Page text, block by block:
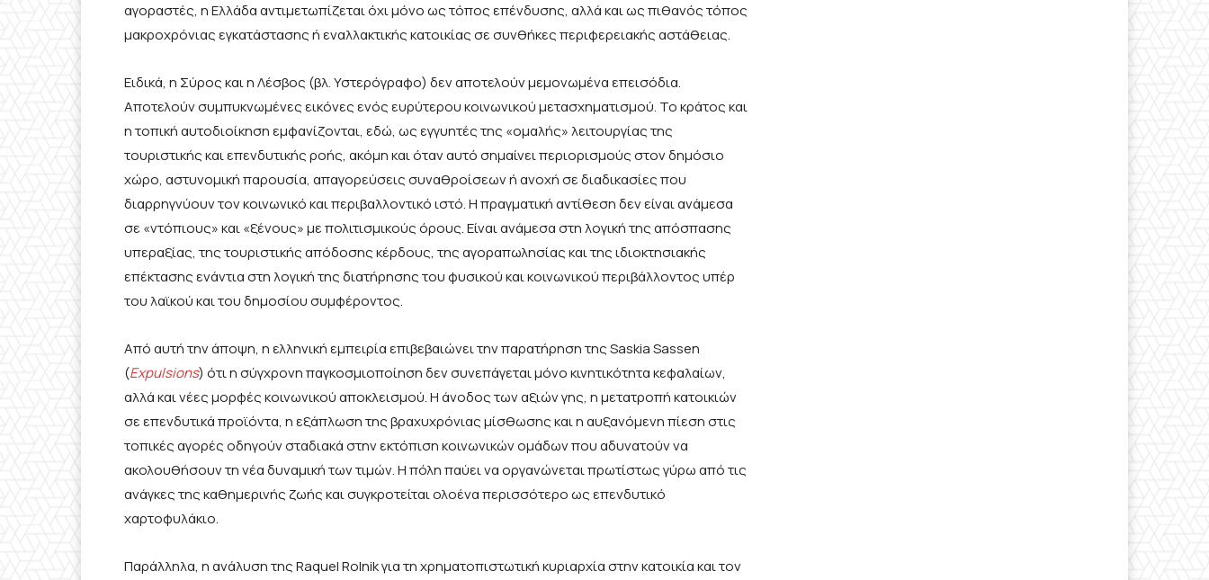
αγοραστές, η Ελλάδα αντιμετωπίζεται όχι μόνο ως τόπος επένδυσης, αλλά και ως πιθανός τόπος
μακροχρόνιας εγκατάστασης ή εναλλακτικής κατοικίας σε συνθήκες περιφερειακής αστάθειας.
Eιδικά, η Σύρος και η Λέσβος (βλ. Υστερόγραφο) δεν αποτελούν μεμονωμένα επεισόδια.
Αποτελούν συμπυκνωμένες εικόνες ενός ευρύτερου κοινωνικού μετασχηματισμού. Το κράτος και
η τοπική αυτοδιοίκηση εμφανίζονται, εδώ, ως εγγυητές της «ομαλής» λειτουργίας της
τουριστικής και επενδυτικής ροής, ακόμη και όταν αυτό σημαίνει περιορισμούς στον δημόσιο
χώρο, αστυνομική παρουσία, απαγορεύσεις συναθροίσεων ή ανοχή σε διαδικασίες που
διαρρηγνύουν τον κοινωνικό και περιβαλλοντικό ιστό. Η πραγματική αντίθεση δεν είναι ανάμεσα
σε «ντόπιους» και «ξένους» με πολιτισμικούς όρους. Είναι ανάμεσα στη λογική της απόσπασης
υπεραξίας, της τουριστικής απόδοσης κέρδους, της αγοραπωλησίας και της ιδιοκτησιακής
επέκτασης ενάντια στη λογική της διατήρησης του φυσικού και κοινωνικού περιβάλλοντος υπέρ
του λαϊκού και του δημοσίου συμφέροντος.
Από αυτή την άποψη, η ελληνική εμπειρία επιβεβαιώνει την παρατήρηση της Saskia Sassen
(Expulsions) ότι η σύγχρονη παγκοσμιοποίηση δεν συνεπάγεται μόνο κινητικότητα κεφαλαίων,
αλλά και νέες μορφές κοινωνικού αποκλεισμού. Η άνοδος των αξιών γης, η μετατροπή κατοικιών
σε επενδυτικά προϊόντα, η εξάπλωση της βραχυχρόνιας μίσθωσης και η αυξανόμενη πίεση στις
τοπικές αγορές οδηγούν σταδιακά στην εκτόπιση κοινωνικών ομάδων που αδυνατούν να
ακολουθήσουν τη νέα δυναμική των τιμών. Η πόλη παύει να οργανώνεται πρωτίστως γύρω από τις
ανάγκες της καθημερινής ζωής και συγκροτείται ολοένα περισσότερο ως επενδυτικό
χαρτοφυλάκιο.
Παράλληλα, η ανάλυση της Raquel Rolnik για τη χρηματοπιστωτική κυριαρχία στην κατοικία και τον